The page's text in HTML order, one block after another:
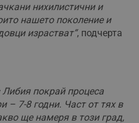
нихилистични и
нашето поколение и
израстват“, подчерта
покрай процеса
– 7-8 годни. Част от тях в
ще намеря в този град,